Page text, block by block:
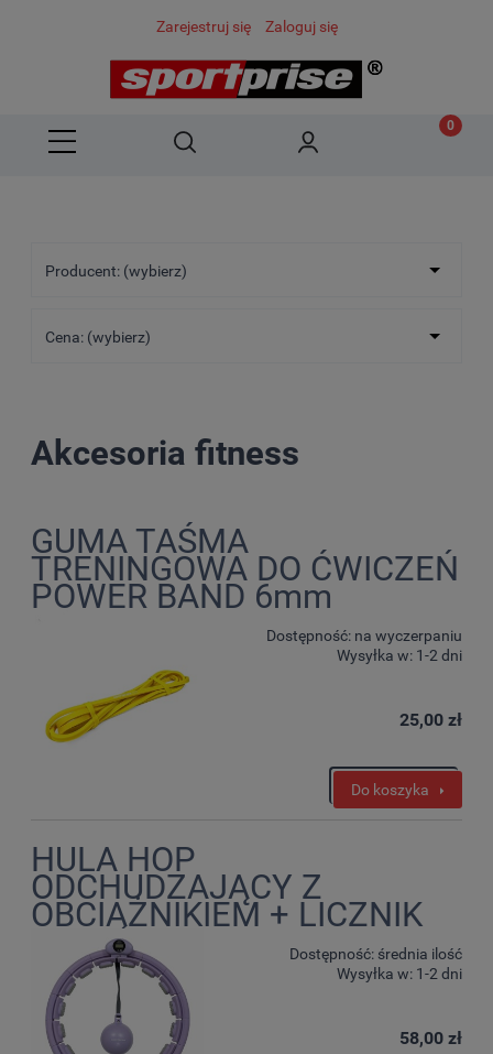
Zarejestruj się Zaloguj się
Producent: (wybierz)
Cena: (wybierz)
Akcesoria fitness
GUMA TAŚMA
TRENINGOWA DO ĆWICZEŃ
POWER BAND 6mm
Dostępność: na wyczerpaniu
Wysyłka w: 1-2 dni
25,00 zł
Do koszyka
HULA HOP
ODCHUDZAJĄCY Z
OBCIĄŻNIKIEM + LICZNIK
Dostępność: średnia ilość
Wysyłka w: 1-2 dni
58,00 zł